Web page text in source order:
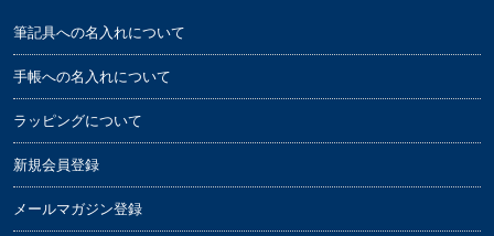
筆記具への名入れについて
手帳への名入れについて
ラッピングについて
新規会員登録
メールマガジン登録